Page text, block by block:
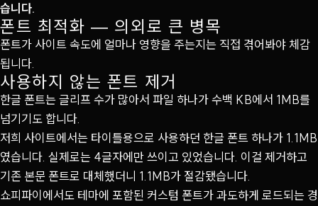
습니다.
폰트 최적화 — 의외로 큰 병목
폰트가 사이트 속도에 얼마나 영향을 주는지는 직접 겪어봐야 체감
됩니다.
사용하지 않는 폰트 제거
한글 폰트는 글리프 수가 많아서 파일 하나가 수백 KB에서 1MB를
넘기기도 합니다.
저희 사이트에서는 타이틀용으로 사용하던 한글 폰트 하나가 1.1MB
였습니다. 실제로는 4글자에만 쓰이고 있었습니다. 이걸 제거하고
기존 본문 폰트로 대체했더니 1.1MB가 절감됐습니다.
쇼피파이에서도 테마에 포함된 커스텀 폰트가 과도하게 로드되는 경